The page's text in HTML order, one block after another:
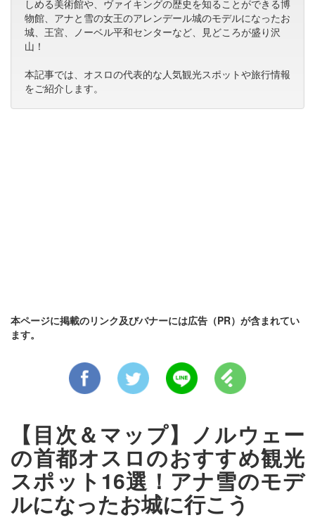
しめる美術館や、ヴァイキングの歴史を知ることができる博
物館、アナと雪の女王のアレンデール城のモデルになったお
城、王宮、ノーベル平和センターなど、見どころが盛り沢
山！
本記事では、オスロの代表的な人気観光スポットや旅行情報
をご紹介します。
本ページに掲載のリンク及びバナーには広告（PR）が含まれてい
ます。
【目次＆マップ】ノルウェー
の首都オスロのおすすめ観光
スポット16選！アナ雪のモデ
ルになったお城に行こう